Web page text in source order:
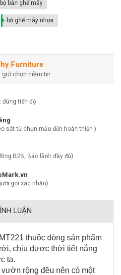
bộ bàn ghế mây
bộ ghế mây nhựa
Furniture
giữ chọn niềm tin
đúng tiến độ
sát từ chọn mẫu đến hoàn thiện )
B2B, Bảo lãnh đầy đủ)
gọi xác nhận)
LUẬN
thuộc dòng sản phẩm
chịu được thời tiết nắng
ta.
rộng đều nên có một